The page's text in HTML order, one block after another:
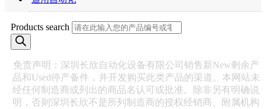
Products search
免责声明：深圳长欣自动化设备有限公司销售新New剩余产
品和Used停产备件，并开发购买此类产品的渠道。本网站未
经任何制造商或列出的商品名认可或批准。除非另有明确说
明，否则深圳长欣不是所列制造商的授权经销商、附属机构